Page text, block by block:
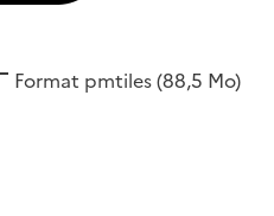
Format pmtiles(88,5 Mo)